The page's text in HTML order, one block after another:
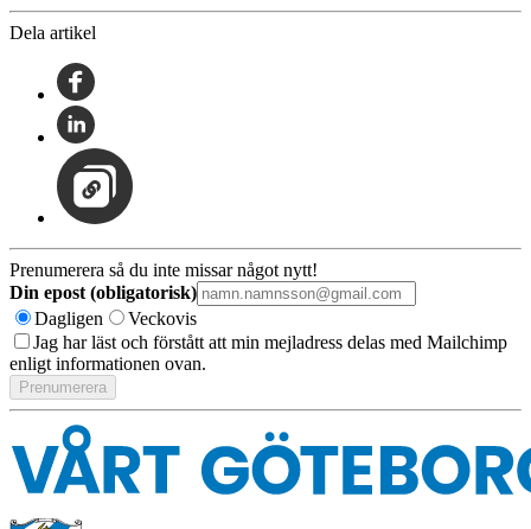
Dela artikel
Prenumerera så du inte missar något nytt!
Din epost (obligatorisk)
Dagligen
Veckovis
Jag har läst och förstått att min mejladress delas med Mailchimp
enligt informationen ovan.